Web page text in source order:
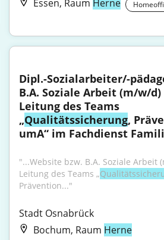
Essen, Raum Herne
Dipl.-Sozialarbeiter/-
B.A. Soziale Arbeit (m/w/d)
Leitung des Teams
„Qualitätssicherung,
umA“ im Fachdienst
"...Website bzw. B.A. Soziale Arbeit
Leitung des Teams „
Prävention..."
Stadt Osnabrück
Bochum, Raum Herne